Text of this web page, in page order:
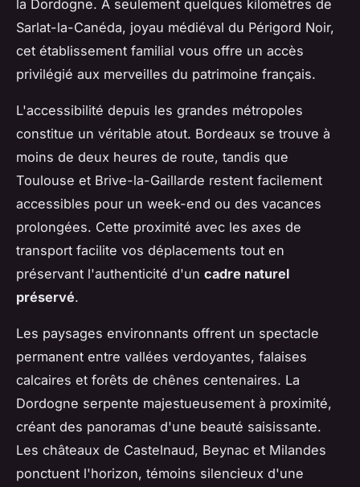
la Dordogne. À seulement quelques kilomètres de
Sarlat-la-Canéda, joyau médiéval du Périgord Noir,
cet établissement familial vous offre un accès
privilégié aux merveilles du patrimoine français.
L'accessibilité depuis les grandes métropoles
constitue un véritable atout. Bordeaux se trouve à
moins de deux heures de route, tandis que
Toulouse et Brive-la-Gaillarde restent facilement
accessibles pour un week-end ou des vacances
prolongées. Cette proximité avec les axes de
transport facilite vos déplacements tout en
préservant l'authenticité d'un cadre naturel
préservé.
Les paysages environnants offrent un spectacle
permanent entre vallées verdoyantes, falaises
calcaires et forêts de chênes centenaires. La
Dordogne serpente majestueusement à proximité,
créant des panoramas d'une beauté saisissante.
Les châteaux de Castelnaud, Beynac et Milandes
ponctuent l'horizon, témoins silencieux d'une